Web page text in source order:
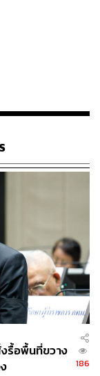
รุงเทพมหานคร
คร
รื้อพื้นที่ขวาง
186